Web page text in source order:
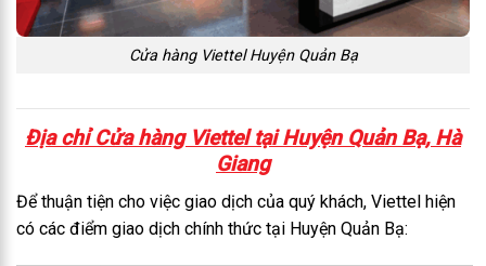
Cửa hàng Viettel Huyện Quản Bạ
Địa chỉ Cửa hàng Viettel tại Huyện Quản Bạ, Hà
Giang
Để thuận tiện cho việc giao dịch của quý khách, Viettel hiện
có các điểm giao dịch chính thức tại Huyện Quản Bạ: